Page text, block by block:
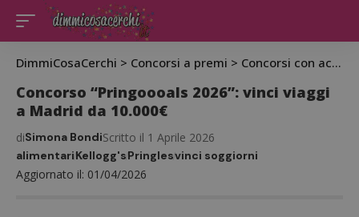
DimmiCosaCerchi > Concorsi a premi > Concorsi con acquisto
Concorso “Pringoooals 2026”: vinci viaggi
a Madrid da 10.000€
Aggiornato il: 01/04/2026
diSimona BondiScritto il 1 Aprile 2026
alimentariKellogg'sPringlesvinci soggiorni